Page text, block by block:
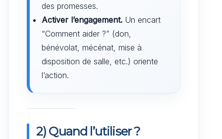
des promesses.
Activer l’engagement. Un encart
“Comment aider ?” (don,
bénévolat, mécénat, mise à
disposition de salle, etc.) oriente
l’action.
2) Quand l’utiliser ?